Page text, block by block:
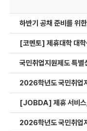
하반기 공채 준비를 위
[코멘토] 제휴대학 대
국민취업지원제도 특
2026학년도 국민취업
[JOBDA] 제휴 서비스
2026학년도 국민취업